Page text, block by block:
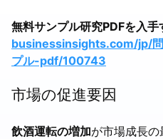
無料サンプル研究PDFを入手
businessinsights.com/jp/問
プル-pdf/100743
市場の促進要因
飲酒運転の増加が市場成長